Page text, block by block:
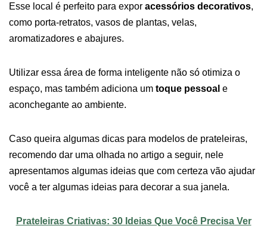
Esse local é perfeito para expor acessórios decorativos,
como porta-retratos, vasos de plantas, velas,
aromatizadores e abajures.
Utilizar essa área de forma inteligente não só otimiza o
espaço, mas também adiciona um toque pessoal e
aconchegante ao ambiente.
Caso queira algumas dicas para modelos de prateleiras,
recomendo dar uma olhada no artigo a seguir, nele
apresentamos algumas ideias que com certeza vão ajudar
você a ter algumas ideias para decorar a sua janela.
Prateleiras Criativas: 30 Ideias Que Você Precisa Ver